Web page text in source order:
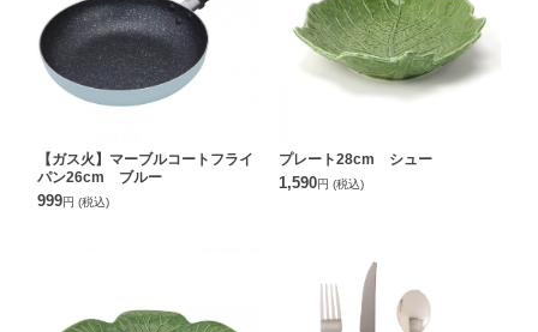
【ガス火】マーブルコートフライ
パン26cm ブルー
999円 (税込)
プレート28cm シュー
1,590円 (税込)